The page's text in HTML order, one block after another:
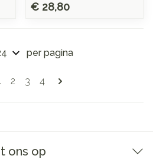
€ 28,80
Pagina's
lees momenteel pagina
Pagina
2 Pagina
3 Pagina
4
per pagina
ons op